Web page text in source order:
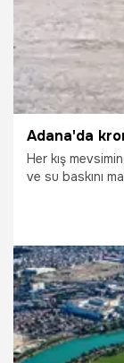
Her kış
ve su baskını
üretmek
kanalizasyon ve
28.07.2026